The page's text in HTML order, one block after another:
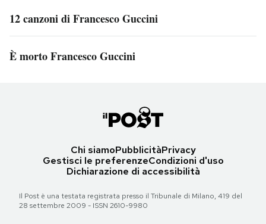
12 canzoni di Francesco Guccini
È morto Francesco Guccini
Chi siamoPubblicitàPrivacy
Gestisci le preferenzeCondizioni d'uso
Dichiarazione di accessibilità
Il Post è una testata registrata presso il Tribunale di Milano, 419 del
28 settembre 2009 - ISSN 2610-9980